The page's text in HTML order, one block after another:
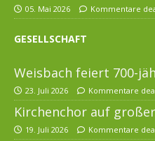
05. Mai 2026 Kommentare
GESELLSCHAFT
Weisbach feiert 700-
23. Juli 2026 Kommentare
Kirchenchor auf
19. Juli 2026 Kommentare